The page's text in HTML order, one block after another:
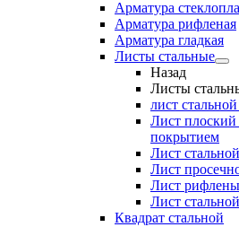
Арматура
Арматура рифленая
Арматура гладкая
Листы стальные
Назад
Листы
лист
Лист
покрытием
Лист
Лист
Лист
Лист
Квадрат стальной